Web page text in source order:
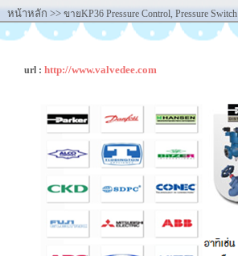
หน้าหลัก >> ขายKP36 Pressure Control, Pressure Switch
url : http://www.valvedee.com